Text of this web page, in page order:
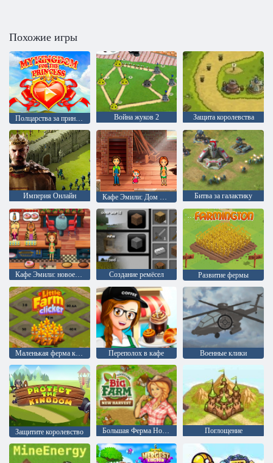
Похожие игры
Полцарства за принцессу Война жуков 2 Защита королевства
Империя Онлайн Битва за галактику
Кафе Эмили: новое начало Создание ремёсел Развитие фермы
Маленькая ферма кликер Переполох в кафе Военные клики
Защитите королевство Большая Ферма Новый Урожай Поглощение